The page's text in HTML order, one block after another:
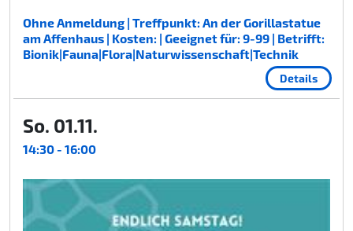
Ohne Anmeldung | Treffpunkt: An der Gorillastatue
am Affenhaus | Kosten: | Geeignet für: 9-99 | Betrifft:
Bionik|Fauna|Flora|Naturwissenschaft|Technik
Details
So. 01.11.
14:30 - 16:00